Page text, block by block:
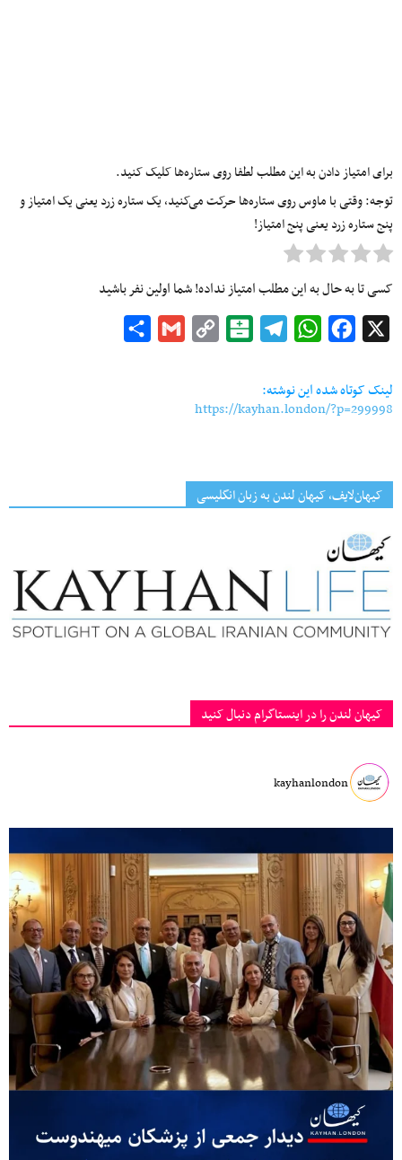
برای امتیاز دادن به این مطلب لطفا روی ستاره‌ها کلیک کنید.
توجه: وقتی با ماوس روی ستاره‌ها حرکت می‌کنید، یک ستاره زرد یعنی یک امتیاز و
پنج ستاره زرد یعنی پنج امتیاز!
کسی تا به حال به این مطلب امتیاز نداده! شما اولین نفر باشید
Facebook
WhatsApp
Telegram
Balatarin
Copy
Gmail
لینک کوتاه شده این نوشته:
https://kayhan.london/?p=299998
کیهان‌لایف، کیهان لندن به زبان انگلیسی
کیهان لندن را در اینستاگرام دنبال کنید
kayhanlondon